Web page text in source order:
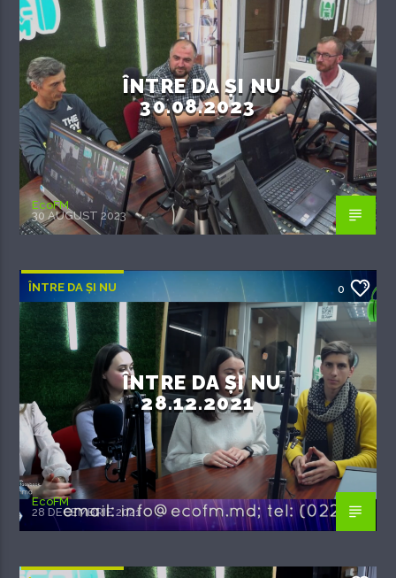
ÎNTRE DA ȘI NU
30.08.2023
EcoFM
30 AUGUST 2023
ÎNTRE DA ȘI NU 0
ÎNTRE DA ȘI NU
28.12.2021
EcoFM
28 DECEMBRIE 2021